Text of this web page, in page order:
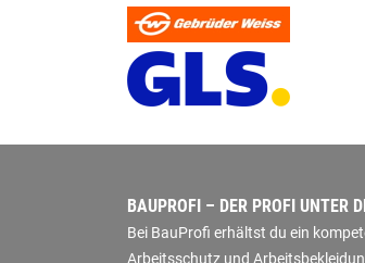
BAUPROFI – DER PROFI UNTER
Bei BauProfi erhältst du ein
Arbeitsschutz und